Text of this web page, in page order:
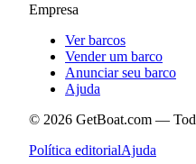
Empresa
Ver barcos
Vender um barco
Anunciar seu barco
Ajuda
© 2026 GetBoat.com —
Política editorialAjuda